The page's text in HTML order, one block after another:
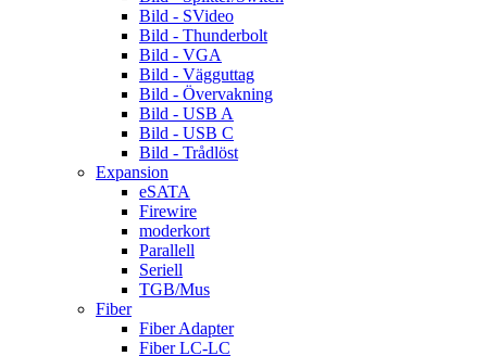
Bild - SVideo
Bild - Thunderbolt
Bild - VGA
Bild - Vägguttag
Bild - Övervakning
Bild - USB A
Bild - USB C
Bild - Trådlöst
Expansion
eSATA
Firewire
moderkort
Parallell
Seriell
TGB/Mus
Fiber
Fiber Adapter
Fiber LC-LC